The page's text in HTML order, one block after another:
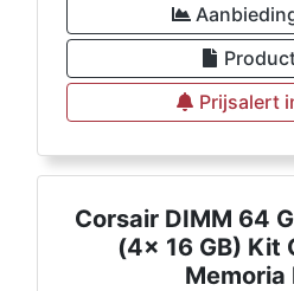
Prijsalert
Corsair DIMM 64
(4x 16 GB) Kit
Memoria